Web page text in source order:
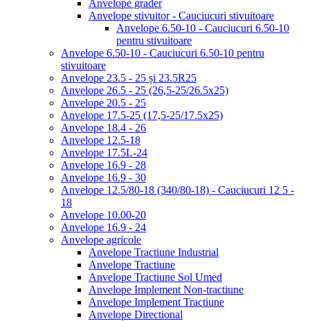
Anvelope grader
Anvelope stivuitor - Cauciucuri stivuitoare
Anvelope 6.50-10 - Cauciucuri 6.50-10
pentru stivuitoare
Anvelope 6.50-10 - Cauciucuri 6.50-10 pentru
stivuitoare
Anvelope 23.5 - 25 și 23.5R25
Anvelope 26.5 - 25 (26,5-25/26.5x25)
Anvelope 20.5 - 25
Anvelope 17.5-25 (17,5-25/17.5x25)
Anvelope 18.4 - 26
Anvelope 12.5-18
Anvelope 17.5L-24
Anvelope 16.9 - 28
Anvelope 16.9 - 30
Anvelope 12.5/80-18 (340/80-18) - Cauciucuri 12 5 -
18
Anvelope 10.00-20
Anvelope 16.9 - 24
Anvelope agricole
Anvelope Tractiune Industrial
Anvelope Tractiune
Anvelope Tractiune Sol Umed
Anvelope Implement Non-tractiune
Anvelope Implement Tractiune
Anvelope Directional